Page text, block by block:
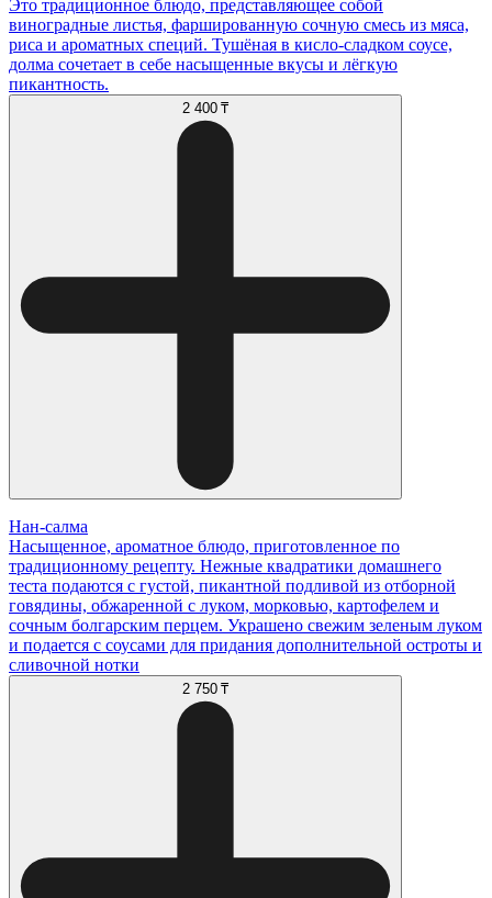
Это традиционное блюдо, представляющее собой
виноградные листья, фаршированную сочную смесь из мяса,
риса и ароматных специй. Тушёная в кисло-сладком соусе,
долма сочетает в себе насыщенные вкусы и лёгкую
пикантность.
2 400 ₸
Нан-салма
Насыщенное, ароматное блюдо, приготовленное по
традиционному рецепту. Нежные квадратики домашнего
теста подаются с густой, пикантной подливой из отборной
говядины, обжаренной с луком, морковью, картофелем и
сочным болгарским перцем. Украшено свежим зеленым луком
и подается с соусами для придания дополнительной остроты и
сливочной нотки
2 750 ₸